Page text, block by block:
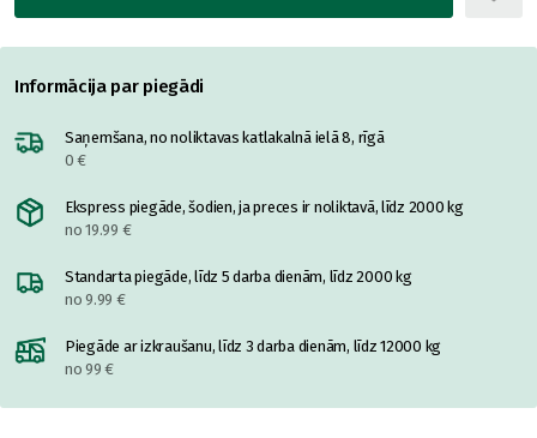
Informācija par piegādi
Saņemšana, no noliktavas katlakalnā ielā 8, rīgā
0 €
Ekspress piegāde, šodien, ja preces ir noliktavā, līdz 2000 kg
no 19.99 €
Standarta piegāde, līdz 5 darba dienām, līdz 2000 kg
no 9.99 €
Piegāde ar izkraušanu, līdz 3 darba dienām, līdz 12000 kg
no 99 €